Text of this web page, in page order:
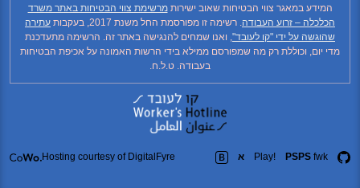
המידע במאגר צווי הבטיחות שאוב ישירותמרשימת צווי הבטיחות באתר משרד
הכלכלה – זרוע העבודה. רשימה זו מפורסמת החל משנת 2017, בעקבות
עתירה
שהוגשה על ידי "קו לעובד", ואנו שמחים להנגישה באתר זה. הרשימה מתעדכנת
מדי יום, וכוללת רק מה שמפורסם ממילא בידי הרשות האמונה על אכיפת הבטיחות
בעבודה. ט.ל.ח.
Hosting courtesy of DigitalFyre א Play! PSPS fwk